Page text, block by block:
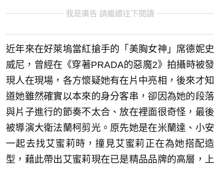
我是廣告 請繼續往下閱讀
近年來在好萊塢當紅搶手的「美胸女神」席德妮史
威尼，曾經在《穿著PRADA的惡魔2》拍攝時被發
現人在現場，各方懷疑她有在片中亮相，後來才知
道她雖然確實以本來的身分客串，卻因為她的段落
與片子進行的節奏不太合、放在裡面很奇怪，最後
被導演大衛法蘭柯剪光。原先她是在米蘭達、小安
一起去找艾蜜莉時，撞見艾蜜莉正在為她搭配造
型，藉此帶出艾蜜莉現在已是精品品牌的高層，上